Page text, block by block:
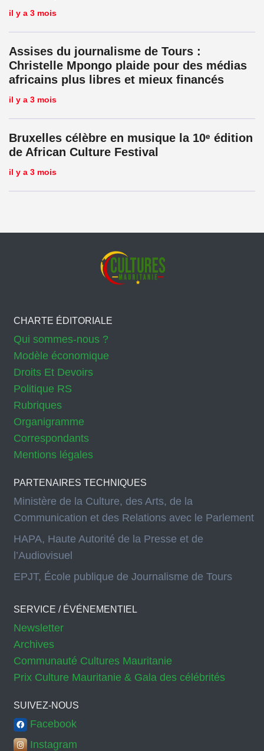
il y a 3 mois
Assises du journalisme de Tours :
Christelle Mpongo plaide pour des médias
africains plus libres et mieux financés
il y a 3 mois
Bruxelles célèbre en musique la 10ᵉ édition
de African Culture Festival
il y a 3 mois
CHARTE ÉDITORIALE
Qui sommes-nous ?
Modèle économique
Droits Et Devoirs
Politique RS
Rubriques
Organigramme
Correspondants
Mentions légales
PARTENAIRES TECHNIQUES
Ministère de la Culture, des Arts, de la
Communication et des Relations avec le Parlement
HAPA, Haute Autorité de la Presse et de
l’Audiovisuel
EPJT, École publique de Journalisme de Tours
SERVICE / ÉVÉNEMENTIEL
Newsletter
Archives
Communauté Cultures Mauritanie
Prix Culture Mauritanie & Gala des célébrités
SUIVEZ-NOUS
Facebook
Instagram